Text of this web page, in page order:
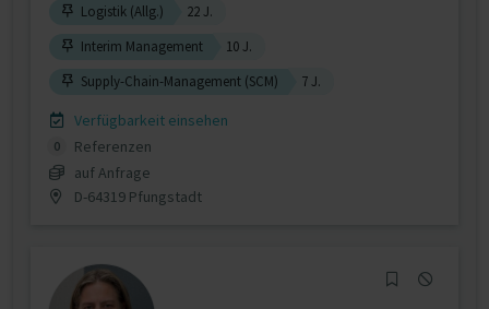
Logistik (Allg.)
22 J.
Interim Management
10 J.
Supply-Chain-Management (SCM)
7 J.
Verfügbarkeit einsehen
0
Referenzen
auf Anfrage
D-64319 Pfungstadt